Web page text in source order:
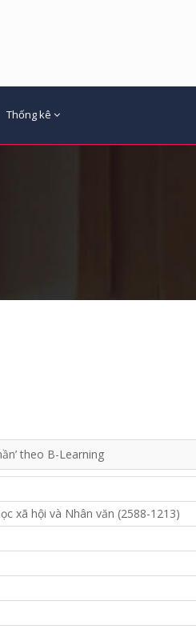
Thống kê
theo B-Learning
xã hội và Nhân văn (2588-1213)